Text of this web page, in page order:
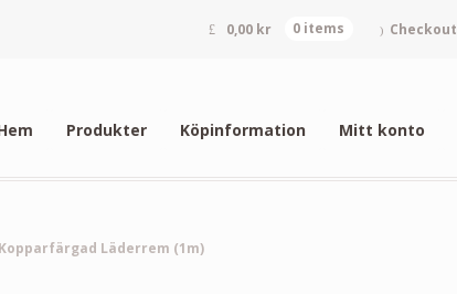
0,00 kr 0 items Checkout
Produkter Köpinformation Mitt konto
Läderrem (1m)